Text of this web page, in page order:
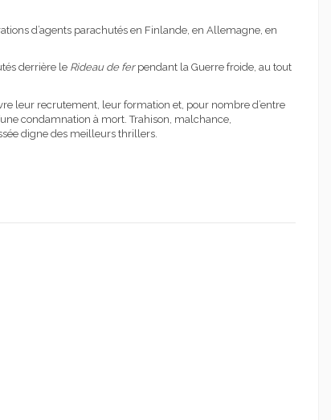
d’agents parachutés en Finlande, en Allemagne, en
derrière le Rideau de ferpendant la Guerre froide, au tout
leur recrutement, leur formation et, pour nombre d’entre
condamnation à mort. Trahison, malchance,
digne des meilleurs thrillers.